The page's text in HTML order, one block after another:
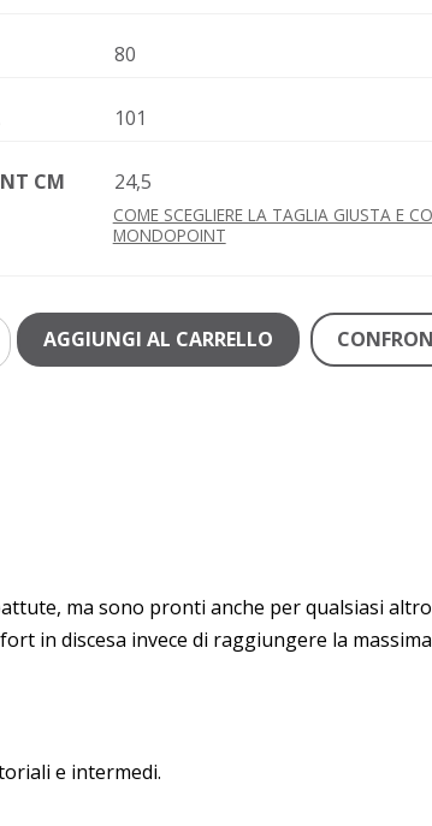
80
101
CM 24,5
COME SCEGLIERE LA TAGLIA GIUSTA E
MONDOPOINT
AGGIUNGI AL CARRELLO
ma sono pronti anche per qualsiasi
in discesa invece di raggiungere la
e intermedi.